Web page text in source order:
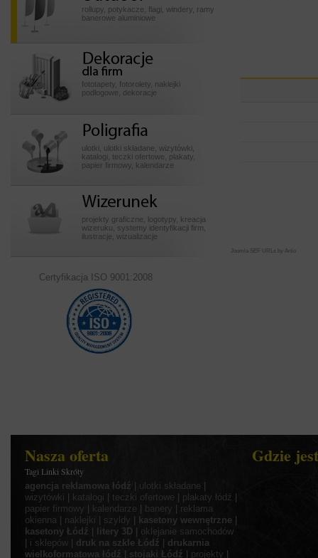
rollupy, potykacze, flagi, windery, ramy
banerowe aluminiowe
Dekoracje dla firm
fototapety, fotorolety, naklejki
podłogowe, dekoracje
Poligrafia
ulotki, ulotki składane, wizytówki,
katalogi, teczki ofertowe, plakaty,
papier firmowy, kalendarze
Wizerunek
projekty graficzne, logotypy, kreacja
wizeruku, systemy identyfikacji firm,
ilustracje, wizualizacje
Certyfikacja ISO 9001:2008
Joomla SEF URLs by Artio
Nasza oferta
Tagi Linki Skróty
agencja reklamowa łódź ulotki składane
wizytówki
katalogi teczki ofertowe plakaty łódź
papier firmowy
kalendarze banery
reklama
okienna
naklejki szyldy kasetony wewnętrzne
kasetony Łódź
litery 3D
oklejanie samochodów
i sklepów druk na szkle Łódź
drukarnia
wielkoformatowa łódź
stojaki Łódź projekty
Gdzie